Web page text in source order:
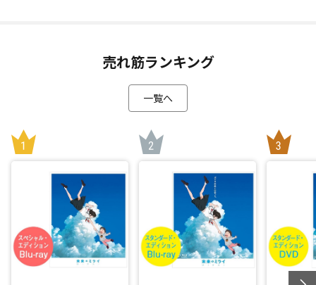
売れ筋ランキング
一覧へ